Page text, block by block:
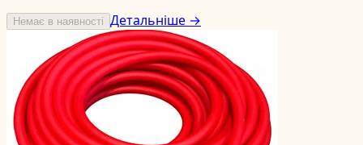
Немає в наявності Детальніше →